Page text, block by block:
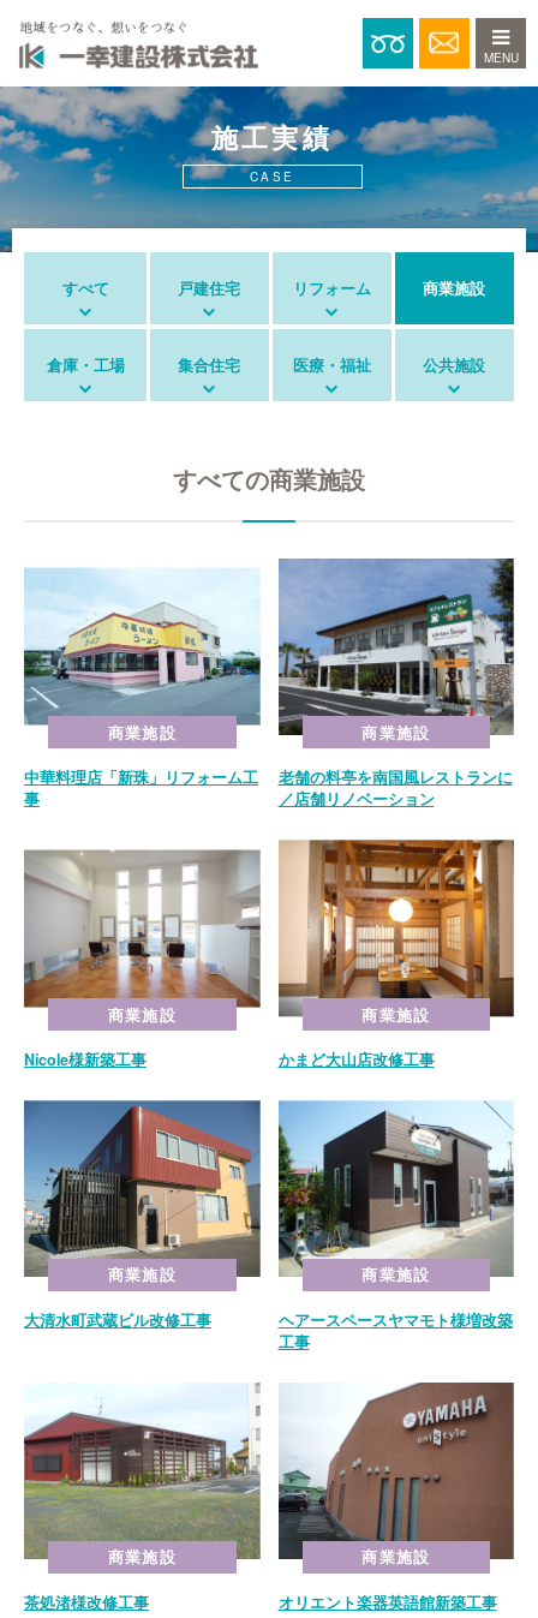
0120-
施工実績
CASE
すべて 戸建住宅 リフォーム 商業施設
倉庫・工場 集合住宅 医療・福祉 公共施設
すべての商業施設
商業施設
中華料理店「新珠」リフォーム工
事
商業施設
老舗の料亭を南国風レストランに
／店舗リノベーション
商業施設
Nicole様新築工事
商業施設
かまど大山店改修工事
商業施設
大清水町武蔵ビル改修工事
商業施設
ヘアースペースヤマモト様増改築
工事
商業施設
茶処渚様改修工事
商業施設
オリエント楽器英語館新築工事